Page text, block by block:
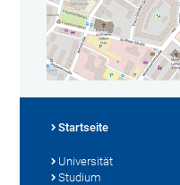
Startseite
Universität
Studium